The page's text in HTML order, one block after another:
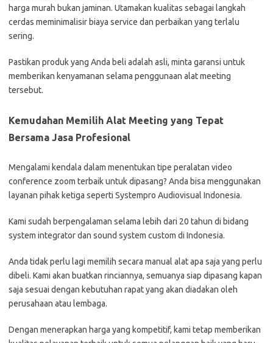
harga murah bukan jaminan. Utamakan kualitas sebagai langkah
cerdas meminimalisir biaya service dan perbaikan yang terlalu
sering.
Pastikan produk yang Anda beli adalah asli, minta garansi untuk
memberikan kenyamanan selama penggunaan alat meeting
tersebut.
Kemudahan Memilih Alat Meeting yang Tepat
Bersama Jasa Profesional
Mengalami kendala dalam menentukan tipe peralatan video
conference zoom terbaik untuk dipasang? Anda bisa menggunakan
layanan pihak ketiga seperti Systempro Audiovisual Indonesia.
Kami sudah berpengalaman selama lebih dari 20 tahun di bidang
system integrator dan sound system custom di Indonesia.
Anda tidak perlu lagi memilih secara manual alat apa saja yang perlu
dibeli. Kami akan buatkan rinciannya, semuanya siap dipasang kapan
saja sesuai dengan kebutuhan rapat yang akan diadakan oleh
perusahaan atau lembaga.
Dengan menerapkan harga yang kompetitif, kami tetap memberikan